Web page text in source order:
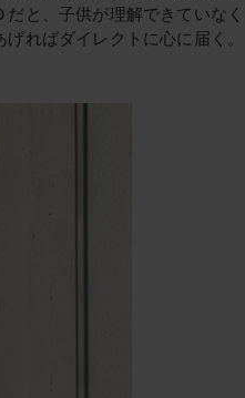
と、子供が理解できていなく
ればダイレクトに心に届く。